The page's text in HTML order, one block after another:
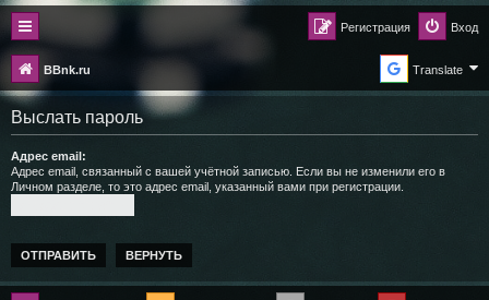
Вход
Регистрация
BBnk.ru Translate
Выслать пароль
Адрес email:
Адрес email, связанный с вашей учётной записью. Если вы не изменили его в
Личном разделе, то это адрес email, указанный вами при регистрации.